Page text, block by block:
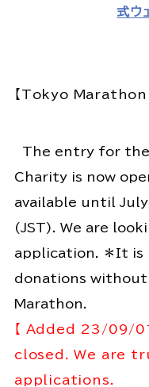
式ウ
【Tokyo
The entry for
Charity is now
available until
(JST). We are
application. ＊It is
donations
Marathon.
【 Added 23/09/
closed. We are
applications.